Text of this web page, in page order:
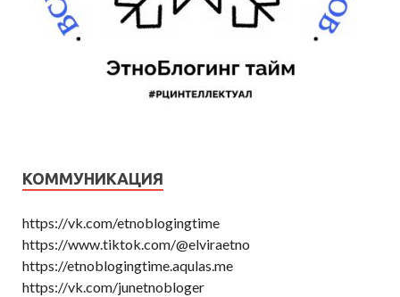
КОММУНИКАЦИЯ
https://vk.com/etnoblogingtime
https://www.tiktok.com/@elviraetno
https://etnoblogingtime.aqulas.me
https://vk.com/junetnobloger